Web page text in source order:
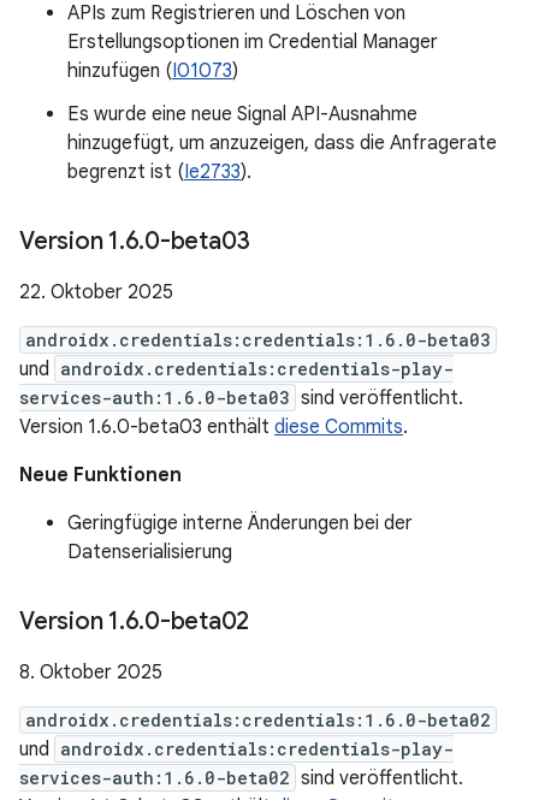
APIs zum Registrieren und Löschen von
Erstellungsoptionen im Credential Manager
hinzufügen (I01073)
Es wurde eine neue Signal API-Ausnahme
hinzugefügt, um anzuzeigen, dass die Anfragerate
begrenzt ist (Ie2733).
Version 1.6.0-beta03
22. Oktober 2025
androidx.credentials:credentials:1.6.0-beta03
und androidx.credentials:credentials-play-
services-auth:1.6.0-beta03 sind veröffentlicht.
Version 1.6.0-beta03 enthält diese Commits.
Neue Funktionen
Geringfügige interne Änderungen bei der
Datenserialisierung
Version 1.6.0-beta02
8. Oktober 2025
androidx.credentials:credentials:1.6.0-beta02
und androidx.credentials:credentials-play-
services-auth:1.6.0-beta02 sind veröffentlicht.